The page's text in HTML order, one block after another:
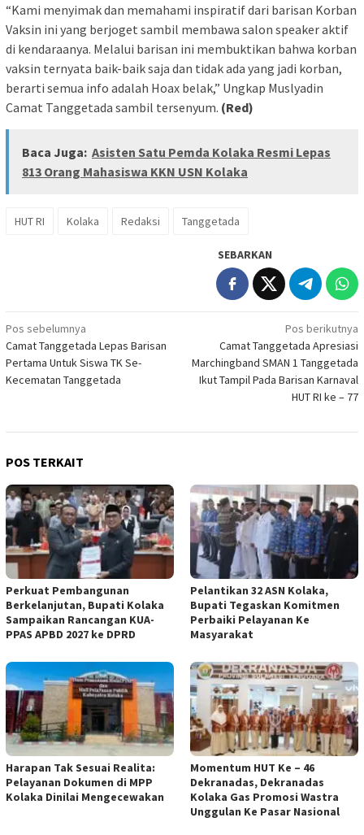
“Kami menyimak dan memahami inspiratif dari barisan Korban
Vaksin ini yang berjoget sambil membawa salon speaker aktif
di kendaraanya. Melalui barisan ini membuktikan bahwa korban
vaksin ternyata baik-baik saja dan tidak ada yang jadi korban,
berarti semua info adalah Hoax belak,” Ungkap Muslyadin
Camat Tanggetada sambil tersenyum. (Red)
Baca Juga: Asisten Satu Pemda Kolaka Resmi Lepas
813 Orang Mahasiswa KKN USN Kolaka
HUT RI Kolaka Redaksi Tanggetada
SEBARKAN
Navigasi
pos
Pos sebelumnya
Camat Tanggetada Lepas Barisan
Pertama Untuk Siswa TK Se-
Kecematan Tanggetada
Pos berikutnya
Camat Tanggetada Apresiasi
Marchingband SMAN 1 Tanggetada
Ikut Tampil Pada Barisan Karnaval
HUT RI ke – 77
POS TERKAIT
Perkuat Pembangunan
Berkelanjutan, Bupati Kolaka
Sampaikan Rancangan KUA-
PPAS APBD 2027 ke DPRD
Pelantikan 32 ASN Kolaka,
Bupati Tegaskan Komitmen
Perbaiki Pelayanan Ke
Masyarakat
Harapan Tak Sesuai Realita:
Pelayanan Dokumen di MPP
Kolaka Dinilai Mengecewakan
Momentum HUT Ke – 46
Dekranadas, Dekranadas
Kolaka Gas Promosi Wastra
Unggulan Ke Pasar Nasional